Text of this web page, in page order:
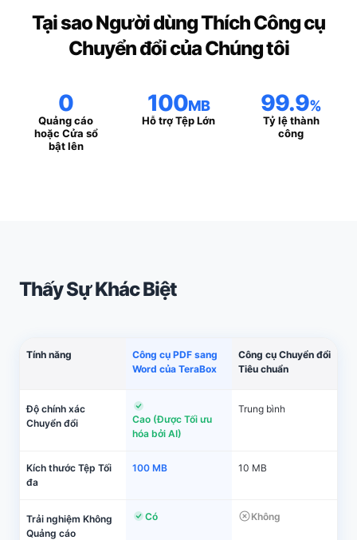
Tại sao Người dùng Thích Công cụ
Chuyển đổi của Chúng tôi
0
Quảng cáo
hoặc Cửa sổ
bật lên
100MB
Hỗ trợ Tệp Lớn
99.9%
Tỷ lệ thành
công
Thấy Sự Khác Biệt
Tính năng
Công cụ PDF sang
Word của TeraBox
Công cụ Chuyển đổi
Tiêu chuẩn
Độ chính xác
Chuyển đổi
Cao (Được Tối ưu
hóa bởi AI)
Trung bình
Kích thước Tệp Tối
đa
100 MB 10 MB
Trải nghiệm Không
Quảng cáo
Có Không